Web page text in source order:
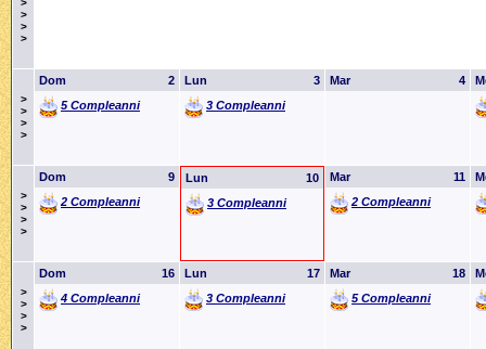
>
>
>
>
>
>
>
>
2
Dom
5 Compleanni
3
Lun
3 Compleanni
4
Mar
>
>
>
>
9
Dom
2 Compleanni
10
Lun
3 Compleanni
11
Mar
2 Compleanni
>
>
>
>
16
Dom
4 Compleanni
17
Lun
3 Compleanni
18
Mar
5 Compleanni